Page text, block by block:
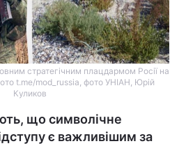
стратегічним плацдармом Росії на
t.me/mod_russia, фото УНІАН, Юрій
Куликов
що символічне
є важливішим за